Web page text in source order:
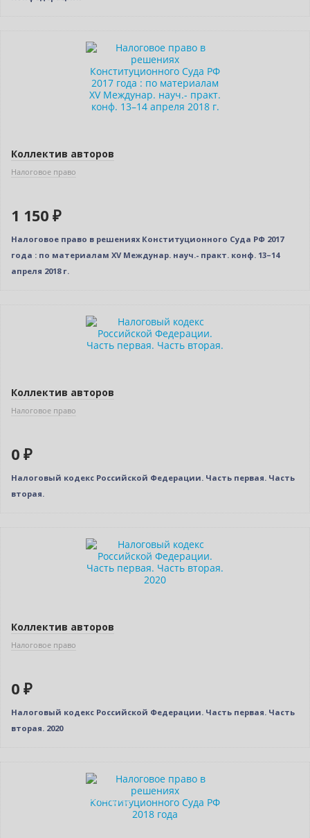
Коллектив авторов
Налоговое право
1 150 ₽
Налоговое право в решениях Конституционного Суда РФ 2017
года : по материалам XV Междунар. науч.- практ. конф. 13–14
апреля 2018 г.
Коллектив авторов
Налоговое право
0 ₽
Налоговый кодекс Российской Федерации. Часть первая. Часть
вторая.
Коллектив авторов
Налоговое право
0 ₽
Налоговый кодекс Российской Федерации. Часть первая. Часть
вторая. 2020
Индивидуальный подход